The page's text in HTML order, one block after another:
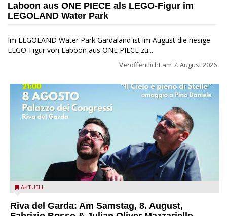
Laboon aus ONE PIECE als LEGO-Figur im
LEGOLAND Water Park
Im LEGOLAND Water Park Gardaland ist im August die riesige
LEGO-Figur von Laboon aus ONE PIECE zu...
Veröffentlicht am 7. August 2026
Fabrizio Bosso & Julian Oliver Mazzariello zu Gast beim Garda
AKTUELL
Riva del Garda: Am Samstag, 8. August,